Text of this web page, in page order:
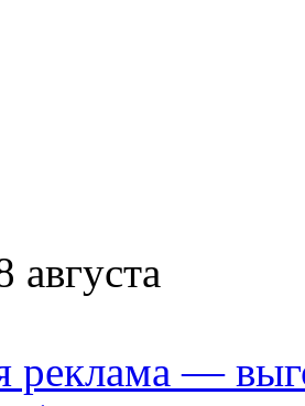
августа
реклама —